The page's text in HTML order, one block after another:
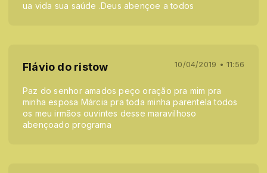
ua vida sua saúde .Deus abençoe a todos
Flávio do ristow 10/04/2019 • 11:56
Paz do senhor amados peço oração pra mim pra
minha esposa Márcia pra toda minha parentela todos
os meu irmãos ouvintes desse maravilhoso
abençoado programa